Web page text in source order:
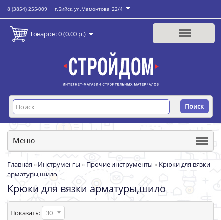
8 (3854) 255-009 г.Бийск, ул.Мамонтова, 22/4
Товаров: 0 (0.00 р.)
Поиск
Меню
Главная » Инструменты » Прочие инструменты » Крюки для вязки
арматуры,шило
Крюки для вязки арматуры,шило
Показать:
30